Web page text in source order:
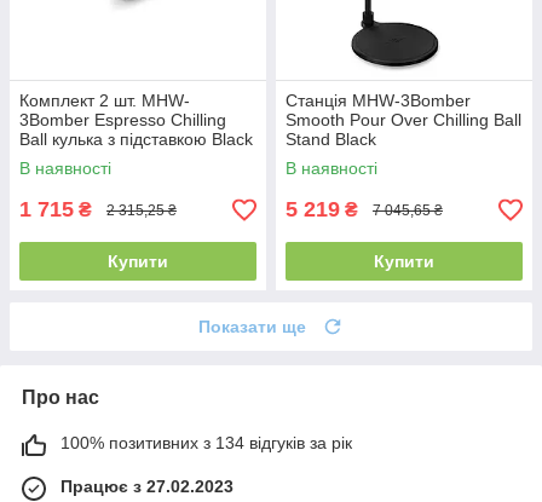
Комплект 2 шт. MHW-
3Bomber Espresso Chilling
Ball кулька з підставкою Black
В наявності
1 715 ₴ 2 315,25 ₴
Купити
Станція MHW-3Bomber
Smooth Pour Over Chilling Ball
Stand Black
В наявності
5 219 ₴ 7 045,65 ₴
Купити
Показати ще
Про нас
100% позитивних з 134 відгуків за рік
Працює з 27.02.2023